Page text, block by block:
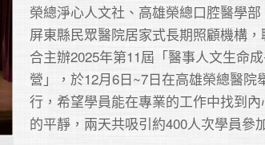
榮總淨心人文社、高雄榮總口腔醫學部
屏東縣民眾醫院居家式長期照顧機構，
合主辦2025年第11屆「醫事人文生命
營」，於12月6日~7日在高雄榮總醫院
行，希望學員能在專業的工作中找到內
的平靜，兩天共吸引約400人次學員參